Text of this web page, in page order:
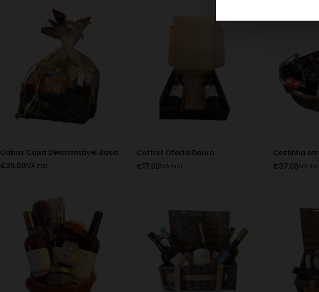
Cabaz Caixa Desmontável Basic
€35.00IVA Incl.
Coffret Oferta Douro
€17.00IVA Incl.
Cestinha
€37.00IVA